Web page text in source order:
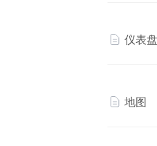
仪表盘
地图